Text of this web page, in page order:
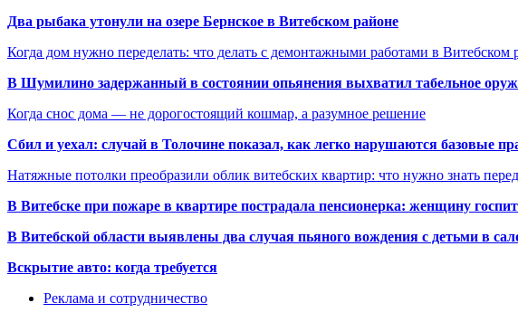
Два рыбака утонули на озере Бернское в Витебском районе
Когда дом нужно переделать: что делать с демонтажными работами в Витебском
В Шумилино задержанный в состоянии опьянения выхватил табельное
Когда снос дома — не дорогостоящий кошмар, а разумное решение
Сбил и уехал: случай в Толочине показал, как легко нарушаются базовые
Натяжные потолки преобразили облик витебских квартир: что нужно знать
В Витебске при пожаре в квартире пострадала пенсионерка: женщину
В Витебской области выявлены два случая пьяного вождения с детьми в
Вскрытие авто: когда требуется
Реклама и сотрудничество